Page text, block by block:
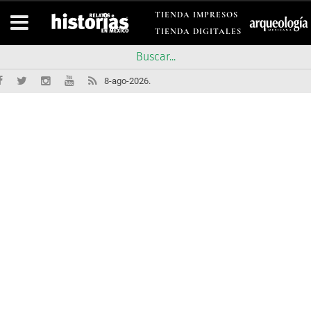
TIENDA IMPRESOS
TIENDA DIGITALES
8-ago-2026.